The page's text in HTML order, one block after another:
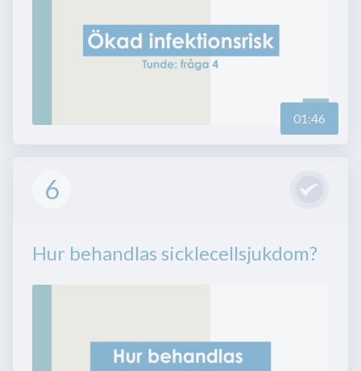
01:46
6
Hur behandlas sicklecellsjukdom?